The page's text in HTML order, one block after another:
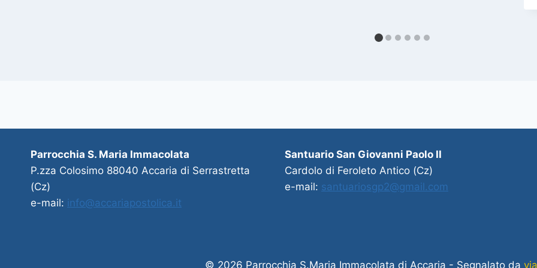
Parrocchia S. Maria Immacolata
P.zza Colosimo 88040 Accaria di Serrastretta
(Cz)
e-mail: info@accariapostolica.it
Santuario San Giovanni Paolo II
Cardolo di Feroleto Antico (Cz)
e-mail: santuariosgp2@gmail.com
© 2026 Parrocchia S.Maria Immacolata di Accaria - Segnalato da